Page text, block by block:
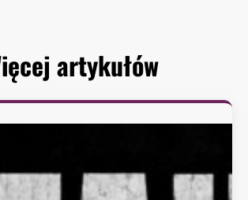
artykułów